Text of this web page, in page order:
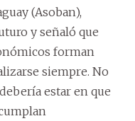
(Asoban),
y señaló que
forman
siempre. No
estar en que